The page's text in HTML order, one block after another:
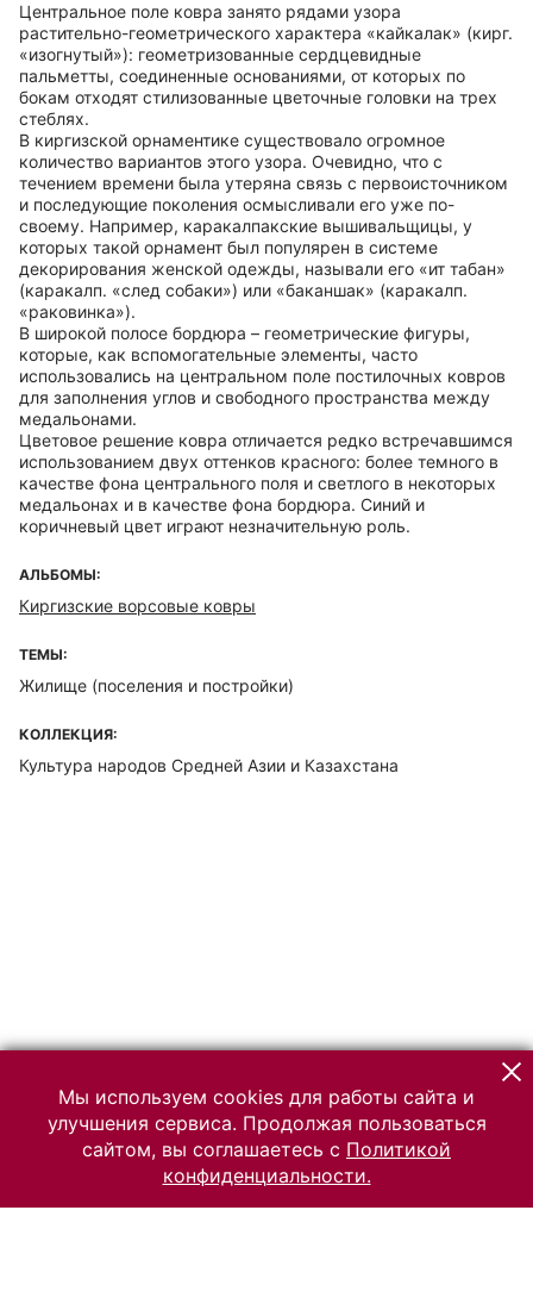
Центральное поле ковра занято рядами узора
растительно-геометрического характера «кайкалак» (кирг.
«изогнутый»): геометризованные сердцевидные
пальметты, соединенные основаниями, от которых по
бокам отходят стилизованные цветочные головки на трех
стеблях.
В киргизской орнаментике существовало огромное
количество вариантов этого узора. Очевидно, что с
течением времени была утеряна связь с первоисточником
и последующие поколения осмысливали его уже по-
своему. Например, каракалпакские вышивальщицы, у
которых такой орнамент был популярен в системе
декорирования женской одежды, называли его «ит табан»
(каракалп. «след собаки») или «баканшак» (каракалп.
«раковинка»).
В широкой полосе бордюра – геометрические фигуры,
которые, как вспомогательные элементы, часто
использовались на центральном поле постилочных ковров
для заполнения углов и свободного пространства между
медальонами.
Цветовое решение ковра отличается редко встречавшимся
использованием двух оттенков красного: более темного в
качестве фона центрального поля и светлого в некоторых
медальонах и в качестве фона бордюра. Синий и
коричневый цвет играют незначительную роль.
АЛЬБОМЫ:
Киргизские ворсовые ковры
ТЕМЫ:
Жилище (поселения и постройки)
КОЛЛЕКЦИЯ:
Культура народов Средней Азии и Казахстана
Мы используем cookies для работы сайта и
улучшения сервиса. Продолжая пользоваться
сайтом, вы соглашаетесь с Политикой
конфиденциальности.